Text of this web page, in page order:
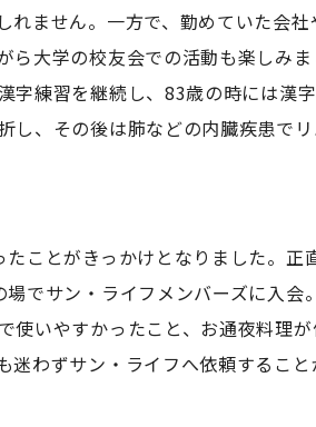
ません。一方で、勤めていた会
大学の校友会での活動も楽しみ
練習を継続し、83歳の時には漢
、その後は肺などの内臓疾患で
ことがきっかけとなりました。正
でサン・ライフメンバーズに入会
いやすかったこと、お通夜料理
わずサン・ライフへ依頼すること